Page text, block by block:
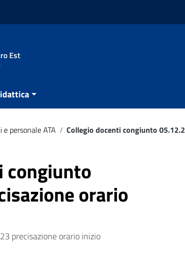
Est
e personale ATA / Collegio docenti congiunto
congiunto
orario
precisazione orario inizio